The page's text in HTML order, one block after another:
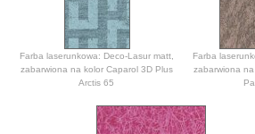
Farba laserunkowa: Deco-Lasur matt,
zabarwiona na kolor Caparol 3D Plus
Arctis 65
Farba
zabarwiona